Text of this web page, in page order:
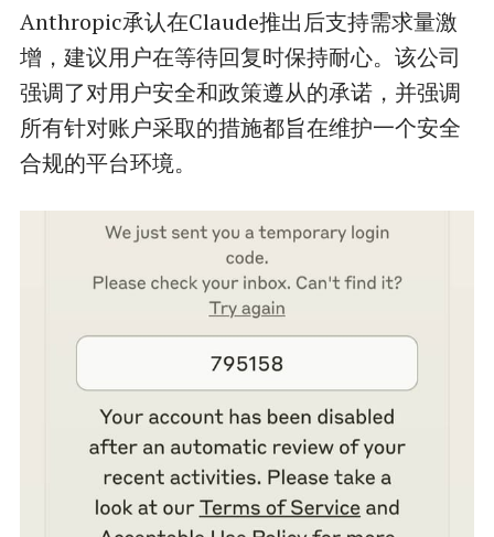
Anthropic承认在Claude推出后支持需求量激
增，建议用户在等待回复时保持耐心。该公司
强调了对用户安全和政策遵从的承诺，并强调
所有针对账户采取的措施都旨在维护一个安全
合规的平台环境。